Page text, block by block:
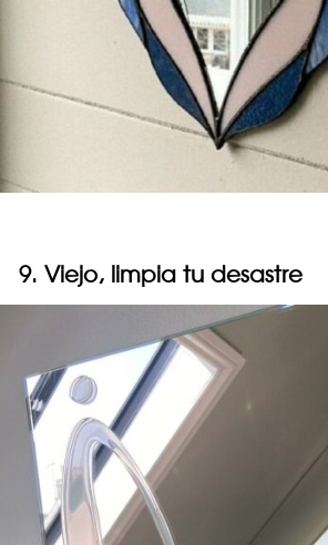
9. Viejo, limpia tu desastre